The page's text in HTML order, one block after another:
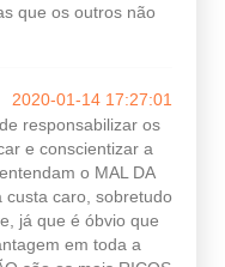
que os outros não
2020-01-14 17:27:01
responsabilizar os
e conscientizar a
o MAL DA
custa caro, sobretudo
já que é óbvio que
em toda a